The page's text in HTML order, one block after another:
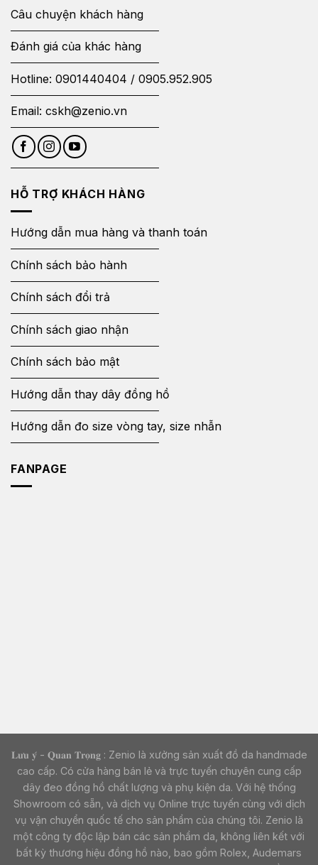
Câu chuyện khách hàng
Đánh giá của khác hàng
Hotline: 0901440404 / 0905.952.905
Email: cskh@zenio.vn
HỖ TRỢ KHÁCH HÀNG
Hướng dẫn mua hàng và thanh toán
Chính sách bảo hành
Chính sách đổi trả
Chính sách giao nhận
Chính sách bảo mật
Hướng dẫn thay dây đồng hồ
Hướng dẫn đo size vòng tay, size nhẫn
FANPAGE
𝐋𝐮̛𝐮 𝐲́ - 𝐐𝐮𝐚𝐧 𝐓𝐫𝐨̣𝐧𝐠 : Zenio là xưởng sản xuất đồ da handmade
cao cấp. Có cửa hàng bán lẻ và trực tuyến chuyên cung cấp
dây đeo đồng hồ chất lượng và phụ kiện da. Với hệ thống
Showroom có sẵn, và dịch vụ Online trực tuyến cùng với dịch
vụ vận chuyển quốc tế cho sản phẩm của chúng tôi. Zenio là
một công ty độc lập bán các sản phẩm da, không liên kết với
bất kỳ thương hiệu đồng hồ nào, bao gồm Rolex, Audemars